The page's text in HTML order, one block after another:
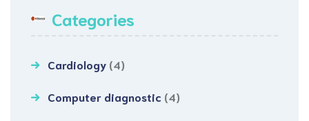
Categories
Cardiology (4)
Computer diagnostic (4)